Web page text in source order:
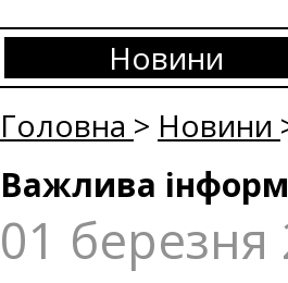
Новини
Головна > Новини
Важлива
01 березня